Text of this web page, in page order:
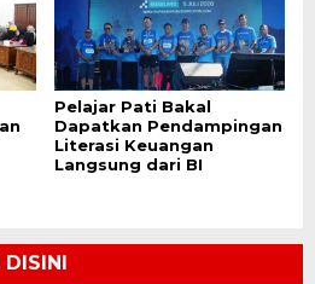
Pelajar Pati Bakal
Dapatkan Pendampingan
Literasi Keuangan
Langsung dari BI
DISINI